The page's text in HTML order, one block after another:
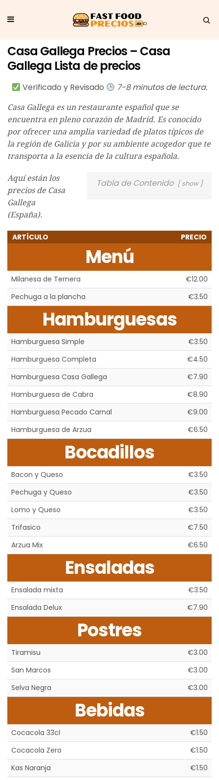
Casa Gallega Precios – Casa
Gallega Lista de precios
Verificado y Revisado 7-8 minutos de lectura.
Casa Gallega es un restaurante español que se
encuentra en pleno corazón de Madrid. Es conocido
por ofrecer una amplia variedad de platos típicos de
la región de Galicia y por su ambiente acogedor que te
transporta a la esencia de la cultura española.
Tabla de Contenido show
Aquí están los
precios de Casa
Gallega
(España).
ARTÍCULO PRECIO
Menú
Milanesa de Ternera
€12.00
Pechuga a la plancha
€3.50
Hamburguesas
Hamburguesa Simple
€3.50
Hamburguesa Completa
€4.50
Hamburguesa Casa Gallega
€7.90
Hamburguesa de Cabra
€8.90
Hamburguesa Pecado Carnal
€9.00
Hamburguesa de Arzua
€6.50
Bocadillos
Bacon y Queso
€3.50
Pechuga y Queso
€3.50
Lomo y Queso
€3.50
Trifasico
€7.50
Arzua Mix
€6.50
Ensaladas
Ensalada mixta
€3.50
Ensalada Delux
€7.90
Postres
Tiramisu
€3.00
San Marcos
€3.00
Selva Negra
€3.00
Bebidas
Cocacola 33cl
€1.50
Cocacola Zero
€1.50
Kas Naranja
€1.50